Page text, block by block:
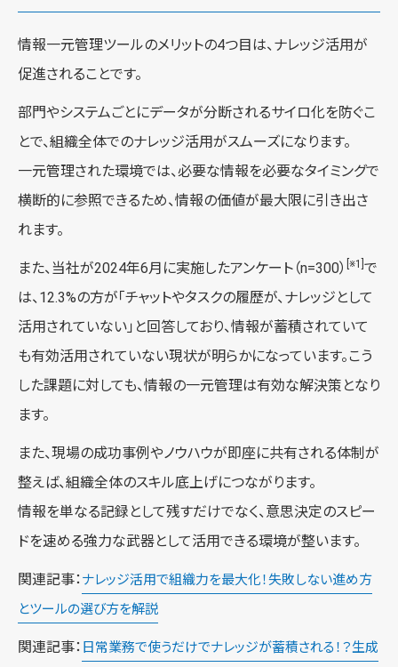
情報一元管理ツールのメリットの4つ目は、ナレッジ活用が
促進されることです。
部門やシステムごとにデータが分断されるサイロ化を防ぐこ
とで、組織全体でのナレッジ活用がスムーズになります。
一元管理された環境では、必要な情報を必要なタイミングで
横断的に参照できるため、情報の価値が最大限に引き出さ
れます。
また、当社が2024年6月に実施したアンケート（n=300） [※1] で
は、12.3%の方が「チャットやタスクの履歴が、ナレッジとして
活用されていない」と回答しており、情報が蓄積されていて
も有効活用されていない現状が明らかになっています。こう
した課題に対しても、情報の一元管理は有効な解決策となり
ます。
また、現場の成功事例やノウハウが即座に共有される体制が
整えば、組織全体のスキル底上げにつながります。
情報を単なる記録として残すだけでなく、意思決定のスピー
ドを速める強力な武器として活用できる環境が整います。
関連記事： ナレッジ活用で組織力を最大化！失敗しない進め方
とツールの選び方を解説
関連記事： 日常業務で使うだけでナレッジが蓄積される！？生成